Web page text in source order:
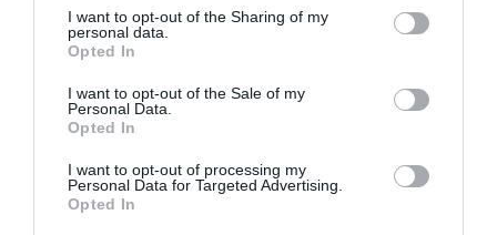
not limited to your visit or usage behaviour. You may click to
grant or deny consent to Google and its third-party tags to
use your data for below specified purposes in below Google
consent section.
I want to opt-out of the Sharing of my
personal data.
Opted In
I want to opt-out of the Sale of my
Personal Data.
Opted In
I want to opt-out of processing my
Personal Data for Targeted Advertising.
Opted In
TÖBB MINT EGY HÓNAP IS LEHET, MIRE
TELJESEN ÚJRAINDUL A P...